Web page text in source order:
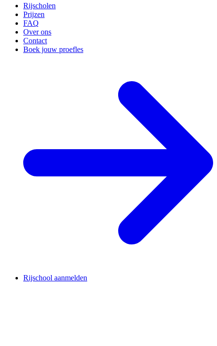
Rijscholen
Prijzen
FAQ
Over ons
Contact
Boek jouw proefles
Rijschool aanmelden